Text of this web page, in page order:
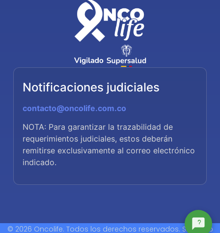
Notificaciones judiciales
contacto@oncolife.com.co
NOTA: Para garantizar la trazabilidad de
requerimientos judiciales, estos deberán
remitirse exclusivamente al correo electrónico
indicado.
© 2026 Oncolife. Todos los derechos reservados. Sitio web